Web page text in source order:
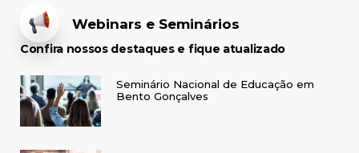
Webinars e Seminários
Confira nossos destaques e fique atualizado
Seminário Nacional de Educação em
Bento Gonçalves